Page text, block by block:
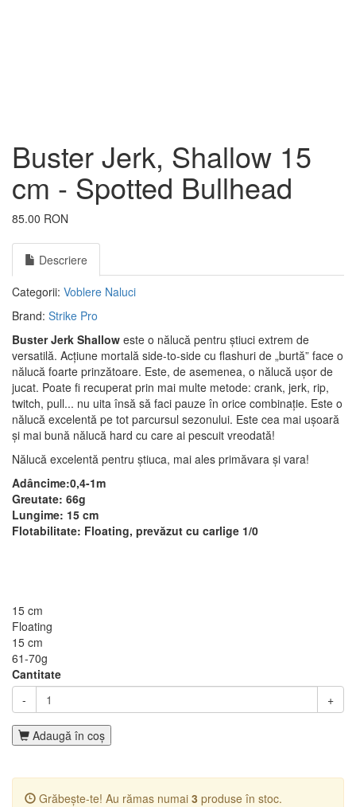
Buster Jerk, Shallow 15
cm - Spotted Bullhead
85.00 RON
Descriere
Categorii: Voblere Naluci
Brand: Strike Pro
Buster Jerk Shallow este o nălucă pentru știuci extrem de
versatilă. Acțiune mortală side-to-side cu flashuri de „burtă” face o
nălucă foarte prinzătoare. Este, de asemenea, o nălucă ușor de
jucat. Poate fi recuperat prin mai multe metode: crank, jerk, rip,
twitch, pull... nu uita însă să faci pauze în orice combinație. Este o
nălucă excelentă pe tot parcursul sezonului. Este cea mai ușoară
și mai bună nălucă hard cu care ai pescuit vreodată!
Nălucă excelentă pentru știuca, mai ales primăvara și vara!
Adâncime:0,4-1m
Greutate: 66g
Lungime: 15 cm
Flotabilitate: Floating, prevăzut cu carlige 1/0
15 cm
Floating
15 cm
61-70g
Cantitate
-
+
Adaugă în coş
Grăbește-te! Au rămas numai 3 produse în stoc.